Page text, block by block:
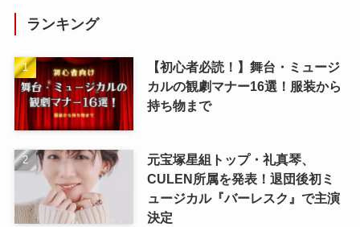
ランキング
【初心者必読！】舞台・ミュージ
カルの観劇マナー16選！服装から
持ち物まで
元宝塚星組トップ・礼真琴、
CULEN所属を発表！退団後初ミ
ュージカル『バーレスク』で主演
決定